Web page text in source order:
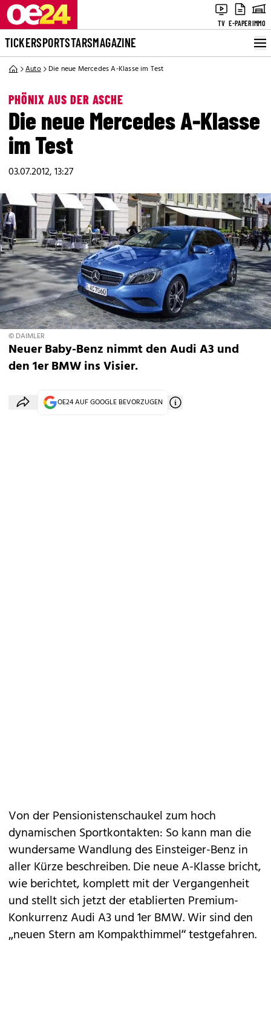
TV E-PAPERIMMO
TICKERSPORTSTARSMAGAZINE
Auto Die neue Mercedes A-Klasse im Test
PHÖNIX AUS DER ASCHE
Die neue Mercedes A-Klasse
im Test
03.07.2012, 13:27
© DAIMLER
Neuer Baby-Benz nimmt den Audi A3 und
den 1er BMW ins Visier.
OE24 AUF GOOGLE BEVORZUGEN
Von der Pensionistenschaukel zum hoch
dynamischen Sportkontakten: So kann man die
wundersame Wandlung des Einsteiger-Benz in
aller Kürze beschreiben. Dieneue A-Klassebricht,
wie berichtet, komplett mit der Vergangenheit
und stellt sich jetzt der etablierten Premium-
KonkurrenzAudi A3und1er BMW. Wir sind den
„neuen Stern am Kompakthimmel“ testgefahren.